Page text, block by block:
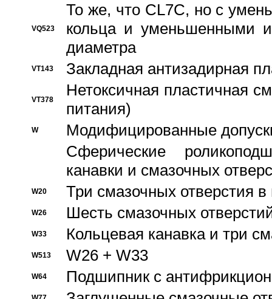
VQ523
То же, что CL7C, но с
кольца и уменьшенными
диаметра
VT143 Закладная антизадирная
VT378
Нетоксичная пластичная
питания)
W
Модифицированные
Сферические
канавки и смазочных
W20 Три смазочных отверстия
W26 Шесть смазочных
W33 Кольцевая канавка и три
W513 W26 + W33
W64 Подшипник с